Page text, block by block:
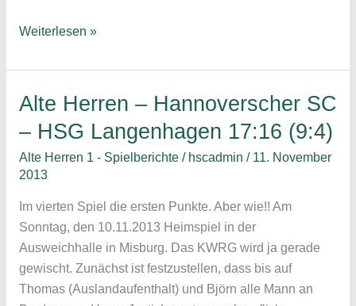
Alte
–
Hannoverscher
SC
–
TuS
Bothfeld
:
Weiterlesen »
Alte Herren – Hannoverscher SC
– HSG Langenhagen 17:16 (9:4)
Alte Herren 1 - Spielberichte/ hscadmin / 11. November
2013
Im vierten Spiel die ersten Punkte. Aber wie!! Am
Sonntag, den 10.11.2013 Heimspiel in der
Ausweichhalle in Misburg. Das KWRG wird ja gerade
gewischt. Zunächst ist festzustellen, dass bis auf
Thomas (Auslandaufenthalt) und Björn alle Mann an